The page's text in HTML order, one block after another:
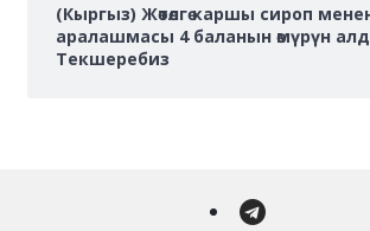
(Кыргыз) Жөтөлгө каршы сироп
аралашмасы 4 баланын өмүрүн
Текшеребиз
Telegram